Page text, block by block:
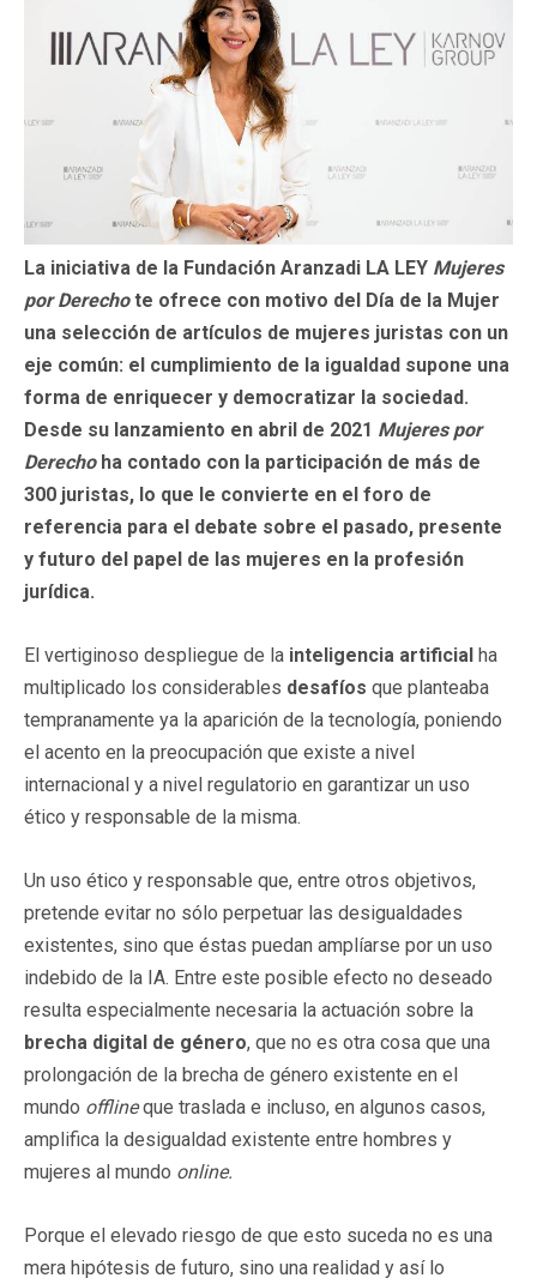
La iniciativa de la Fundación Aranzadi LA LEY Mujeres
por Derechote ofrece con motivo del Día de la Mujer
una selección de artículos de mujeres juristas con un
eje común: el cumplimiento de la igualdad supone una
forma de enriquecer y democratizar la sociedad.
Desde su lanzamiento en abril de 2021 Mujeres por
Derechoha contado con la participación de más de
300 juristas, lo que le convierte en el foro de
referencia para el debate sobre el pasado, presente
y futuro del papel de las mujeres en la profesión
jurídica.
El vertiginoso despliegue de la inteligencia artificial ha
multiplicado los considerables desafíos que planteaba
tempranamente ya la aparición de la tecnología, poniendo
el acento en la preocupación que existe a nivel
internacional y a nivel regulatorio en garantizar un uso
ético y responsable de la misma.
Un uso ético y responsable que, entre otros objetivos,
pretende evitar no sólo perpetuar las desigualdades
existentes, sino que éstas puedan amplíarse por un uso
indebido de la IA. Entre este posible efecto no deseado
resulta especialmente necesaria la actuación sobre la
brecha digital de género, que no es otra cosa que una
prolongación de la brecha de género existente en el
mundo offlineque traslada e incluso, en algunos casos,
amplifica la desigualdad existente entre hombres y
mujeres al mundo online.
Porque el elevado riesgo de que esto suceda no es una
mera hipótesis de futuro, sino una realidad y así lo